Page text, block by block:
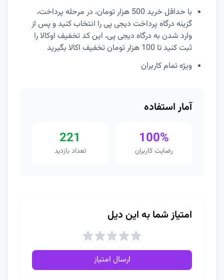
با حداقل خرید 500 هزار تومان، در مرحله پرداخت،
گزینه درگاه پرداخت دیجی پی را انتخاب کنید و پس از
وارد شدن به درگاه دیجی پی، این کد تخفیف اوکالا را
ثبت کنید تا 100 هزار تومان تخفیف اکالا بگیرید
ویژه تمام کاربران
آمار استفاده
100%
رضایت کاربران
221
تعداد بازدید
امتیاز شما به این دیل
ارسال امتیاز